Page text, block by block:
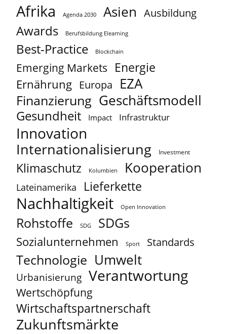
Afrika Agenda 2030 Asien Ausbildung
Awards Berufsbildung Elearning
Best-Practice Blockchain
Emerging Markets Energie
Ernährung Europa EZA
Finanzierung Geschäftsmodell
Gesundheit Impact Infrastruktur
Innovation
Internationalisierung Investment
Klimaschutz Kolumbien Kooperation
Lateinamerika Lieferkette
Nachhaltigkeit Open Innovation
Rohstoffe SDG SDGs
Sozialunternehmen Sport Standards
Technologie Umwelt
Urbanisierung Verantwortung
Wertschöpfung
Wirtschaftspartnerschaft
Zukunftsmärkte